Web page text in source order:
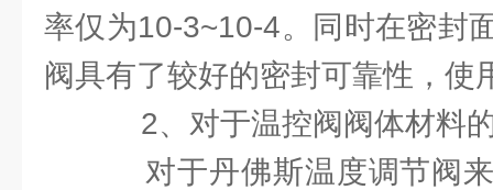
率仅为10-3~10-4。同时在密封
阀具有了较好的密封可靠性，使
2、对于温控阀阀体材料
对于丹佛斯温度调节阀